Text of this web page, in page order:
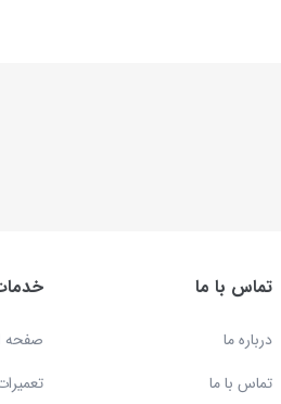
تماس با ما
درباره ما
تماس با ما
صفحه